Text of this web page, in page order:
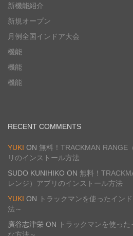
新機能紹介
新規オープン
月例全国インドア大会
機能
機能
機能
RECENT COMMENTS
YUKI ON 無料！TRACKMAN RANGE
リのインストール方法
SUDO KUNIHIKO ON 無料！
レンジ）アプリのインストール方法
YUKI ON
トラックマンを使ったイン
法～
廣谷志津栄 ON
トラックマンを使っ